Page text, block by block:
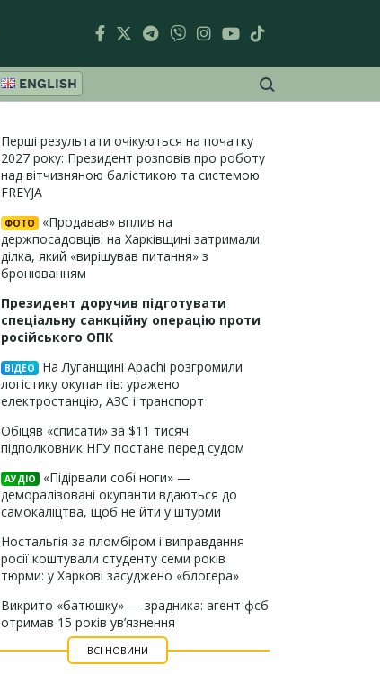
ENGLISH
Перші результати очікуються на початку
2027 року: Президент розповів про роботу
над вітчизняною балістикою та системою
FREYJA
ФОТО
«Продавав» вплив на
держпосадовців: на Харківщині затримали
ділка, який «вирішував питання» з
бронюванням
Президент доручив підготувати
спеціальну санкційну операцію проти
російського ОПК
ВІДЕО
На Луганщині Apachi розгромили
логістику окупантів: уражено
електростанцію, АЗС і транспорт
Обіцяв «списати» за $11 тисяч:
підполковник НГУ постане перед судом
АУДІО
«Підірвали собі ноги» —
деморалізовані окупанти вдаються до
самокаліцтва, щоб не йти у штурми
Ностальгія за пломбіром і виправдання
росії коштували студенту семи років
тюрми: у Харкові засуджено «блогера»
Викрито «батюшку» — зрадника: агент фсб
отримав 15 років ув’язнення
ВСІ НОВИНИ